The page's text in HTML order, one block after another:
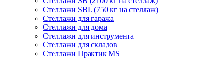
Стеллажи SBL (750 кг на стеллаж)
Стеллажи для гаража
Стеллажи для дома
Стеллажи для инструмента
Стеллажи для складов
Стеллажи Практик MS